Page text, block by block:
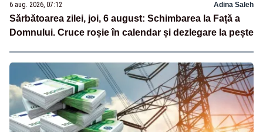
6 aug. 2026, 07:12 Adina Saleh
Sărbătoarea zilei, joi, 6 august: Schimbarea la Față a
Domnului. Cruce roșie în calendar și dezlegare la pește